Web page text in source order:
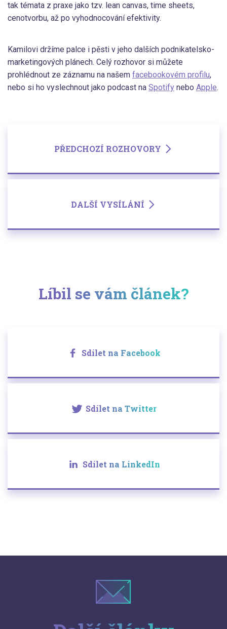
tak témata z praxe jako tzv. lean canvas, time sheets,
cenotvorbu, až po vyhodnocování efektivity.
Kamilovi držíme palce i pěsti v jeho dalších podnikatelsko-
marketingových plánech. Celý rozhovor si můžete
prohlédnout ze záznamu na našem facebookovém profilu,
nebo si ho vyslechnout jako podcast na Spotify nebo Apple.
PŘEDCHOZÍ ROZHOVORY
DALŠÍ VYSÍLÁNÍ
Líbil se vám článek?
Sdílet na Facebook
Sdílet na Twitter
Sdílet na LinkedIn